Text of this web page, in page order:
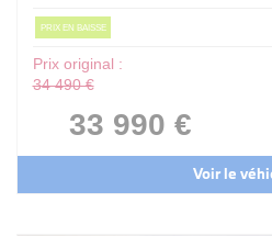
PRIX EN BAISSE
Prix original :
34 490 €
33 990 €
Voir le